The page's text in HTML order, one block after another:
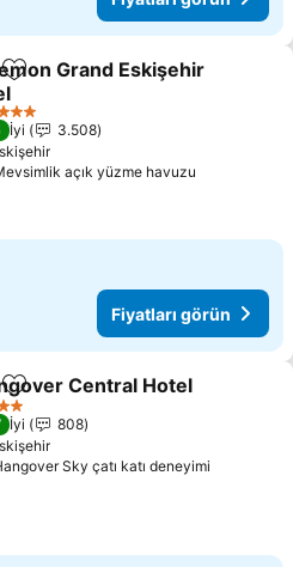
Favorilerime ekle
Grand Eskişehir
görün
İyi
3.508
açık yüzme havuzu
Fiyatları görün
Favorilerime ekle
Central Hotel
İyi
808
Sky çatı katı deneyimi